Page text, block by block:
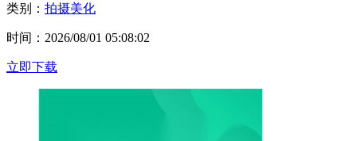
类别： 拍摄美化
时间：2026/08/01 05:08:02
立即下载